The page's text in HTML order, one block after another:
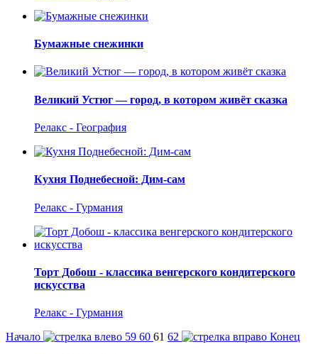
Бумажные снежинки
Великий Устюг — город, в котором живёт сказка
Релакс - География
Кухня Поднебесной: Дим-сам
Релакс - Гурмания
Торт Добош - классика венгерского кондитерского
искусства
Релакс - Гурмания
Начало
59 60 61 62
Конец